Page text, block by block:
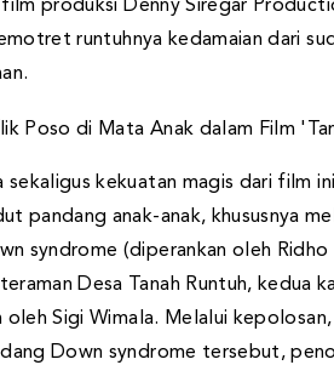
produksi Denny Siregar
runtuhnya kedamaian dari
sekaligus kekuatan magis dari film
pandang anak-anak, khususnya
syndrome (diperankan oleh
Desa Tanah Runtuh, kedua
oleh Sigi Wimala. Melalui
Down syndrome tersebut,